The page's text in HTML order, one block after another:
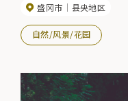
盛冈市 县央地区
自然/风景/花园